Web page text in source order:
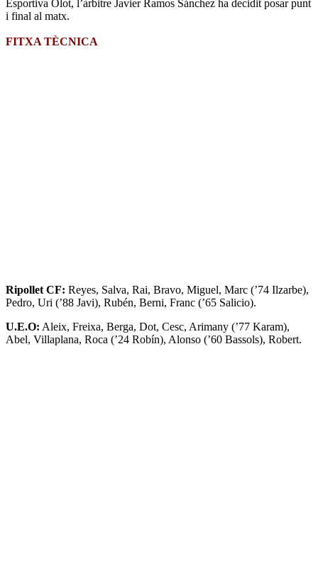
Esportiva Olot, l’àrbitre Javier Ramos Sánchez ha decidit posar punt
i final al matx.
FITXA TÈCNICA
Ripollet CF: Reyes, Salva, Rai, Bravo, Miguel, Marc (’74 Ilzarbe),
Pedro, Uri (’88 Javi), Rubén, Berni, Franc (’65 Salicio).
U.E.O: Aleix, Freixa, Berga, Dot, Cesc, Arimany (’77 Karam),
Abel, Villaplana, Roca (’24 Robín), Alonso (’60 Bassols), Robert.